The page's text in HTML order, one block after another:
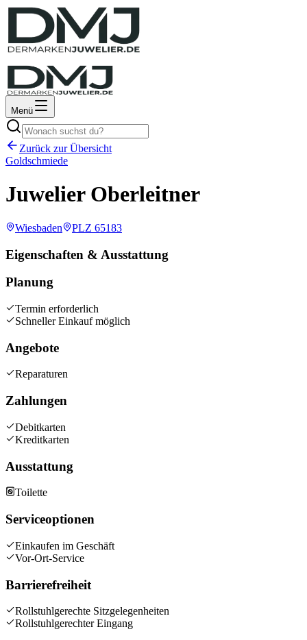
Menü
Zurück zur Übersicht
Goldschmiede
Juwelier Oberleitner
Wiesbaden PLZ 65183
Eigenschaften & Ausstattung
Planung
Termin erforderlich
Schneller Einkauf möglich
Angebote
Reparaturen
Zahlungen
Debitkarten
Kreditkarten
Ausstattung
Toilette
Serviceoptionen
Einkaufen im Geschäft
Vor-Ort-Service
Barrierefreiheit
Rollstuhlgerechte Sitzgelegenheiten
Rollstuhlgerechter Eingang